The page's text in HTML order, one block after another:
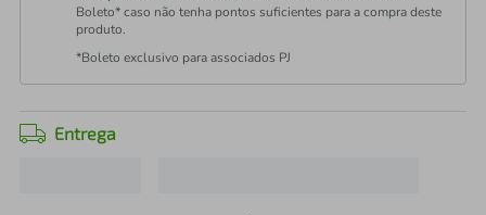
Boleto* caso não tenha pontos suficientes para a compra deste
produto.
*Boleto exclusivo para associados PJ
Entrega